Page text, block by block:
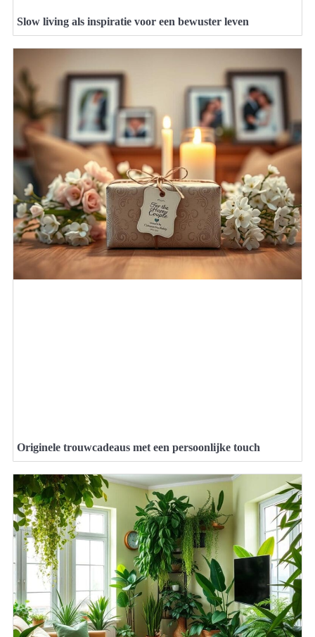
Slow living als inspiratie voor een bewuster leven
Originele trouwcadeaus met een persoonlijke touch